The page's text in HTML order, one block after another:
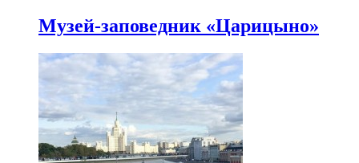
Музей-заповедник «Царицыно»